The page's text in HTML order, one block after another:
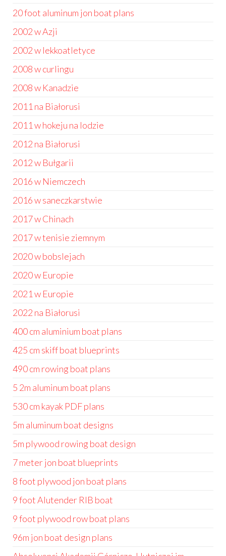
20 foot aluminum jon boat plans
2002 w Azji
2002 w lekkoatletyce
2008 w curlingu
2008 w Kanadzie
2011 na Białorusi
2011 w hokeju na lodzie
2012 na Białorusi
2012 w Bułgarii
2016 w Niemczech
2016 w saneczkarstwie
2017 w Chinach
2017 w tenisie ziemnym
2020 w bobslejach
2020 w Europie
2021 w Europie
2022 na Białorusi
400 cm aluminium boat plans
425 cm skiff boat blueprints
490 cm rowing boat plans
5 2m aluminum boat plans
530 cm kayak PDF plans
5m aluminum boat designs
5m plywood rowing boat design
7 meter jon boat blueprints
8 foot plywood jon boat plans
9 foot Alutender RIB boat
9 foot plywood row boat plans
96m jon boat design plans